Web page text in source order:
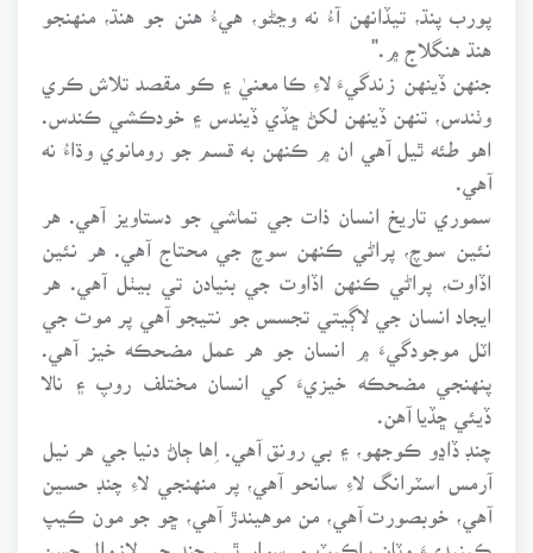
پورب پنڌ، تيڏانهن آءُ نه وڃڻو، هيءُ هنن جو هنڌ، منهنجو
هنڌ هنگلاج ۾."
جنهن ڏينهن زندگيءَ لاءِ ڪا معنيٰ ۽ ڪو مقصد تلاش ڪري
وٺندس، تنهن ڏينهن لکڻ ڇڏي ڏيندس ۽ خودڪشي ڪندس.
اهو طئه ٿيل آهي ان ۾ ڪنهن به قسم جو رومانوي وڌاءُ نه
آهي.
سموري تاريخ انسان ذات جي تماشي جو دستاويز آهي. هر
نئين سوچ، پراڻي ڪنهن سوچ جي محتاج آهي. هر نئين
اڏاوت، پراڻي ڪنهن اڏاوت جي بنيادن تي بيٺل آهي. هر
ايجاد انسان جي لاڳيتي تجسس جو نتيجو آهي پر موت جي
اٽل موجودگيءَ ۾ انسان جو هر عمل مضحڪه خيز آهي.
پنهنجي مضحڪه خيزيءَ کي انسان مختلف روپ ۽ نالا
ڏيئي ڇڏيا آهن.
چنڊ ڏاڍو ڪوجهو، ۽ بي رونق آهي. اِها ڄاڻ دنيا جي هر نيل
آرمس اسٽرانگ لاءِ سانحو آهي، پر منهنجي لاءِ چنڊ حسين
آهي، خوبصورت آهي، من موهيندڙ آهي، ڇو جو مون ڪيپ
ڪينيڊيءَ وٽان راڪيٽ ۾ سوار ٿي، چنڊ جي لازوال حسن